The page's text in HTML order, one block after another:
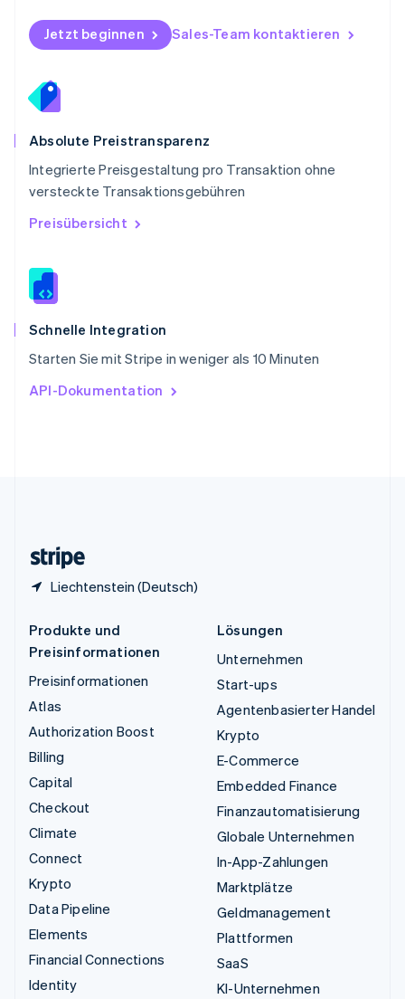
Jetzt beginnen Sales-Team kontaktieren
Absolute Preistransparenz
Integrierte Preisgestaltung pro Transaktion ohne
versteckte Transaktionsgebühren
Preisübersicht
Schnelle Integration
Starten Sie mit Stripe in weniger als 10 Minuten
API-Dokumentation
Liechtenstein (Deutsch)
Schweden
Svenska English
Deutsch
Singapur
English
Slowakei
Slowenien
EnglishItaliano
Sonderverwaltungsregion Hongkong,
Spanien
Thailand
ไทยEnglish
English
English
Produkte und
Preisinformationen
Preisinformationen
Atlas
Authorization Boost
Billing
Capital
Checkout
Climate
Connect
Krypto
Data Pipeline
Elements
Financial Connections
Identity
Lösungen
Unternehmen
Start-ups
Agentenbasierter Handel
Krypto
E-Commerce
Embedded Finance
Finanzautomatisierung
Globale Unternehmen
In-App-Zahlungen
Marktplätze
Geldmanagement
Plattformen
SaaS
KI-Unternehmen